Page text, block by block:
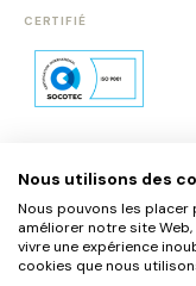
CERTIFIÉ
Nous utilisons des
Nous pouvons les placer
améliorer notre site
vivre une expérience
cookies que nous